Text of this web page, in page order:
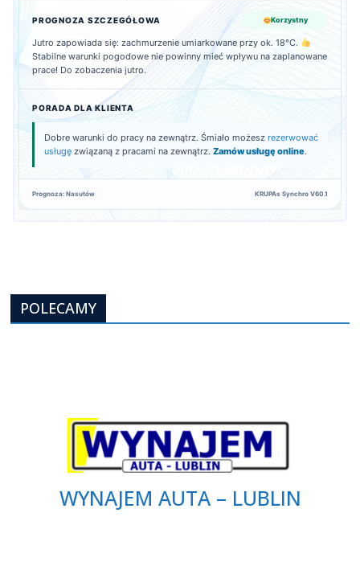
PROGNOZA SZCZEGÓŁOWA Korzystny
Jutro zapowiada się: zachmurzenie umiarkowane przy ok. 18°C.
Stabilne warunki pogodowe nie powinny mieć wpływu na zaplanowane
prace! Do zobaczenia jutro.
PORADA DLA KLIENTA
Dobre warunki do pracy na zewnątrz. Śmiało możesz rezerwować
usługę związaną z pracami na zewnątrz. Zamów usługę online.
Prognoza: Nasutów KRUPAs Synchro V60.1
POLECAMY
WYNAJEM AUTA – LUBLIN